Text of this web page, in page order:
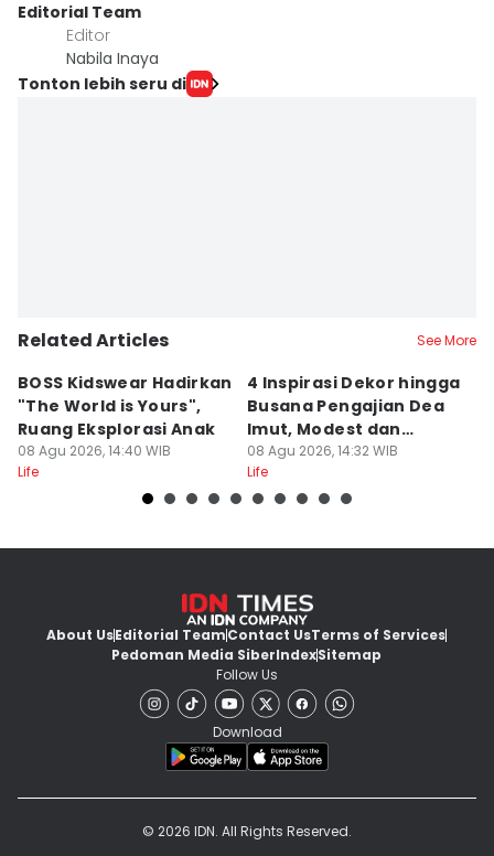
Editorial Team
Editor
Nabila Inaya
Tonton lebih seru di
Related Articles See More
BOSS Kidswear Hadirkan
"The World is Yours",
Ruang Eksplorasi Anak
08 Agu 2026, 14:40 WIB
Life
4 Inspirasi Dekor hingga
Busana Pengajian Dea
Imut, Modest dan
Anggun!
08 Agu 2026, 14:32 WIB
Life
About UsEditorial TeamContact UsTerms of Services
Pedoman Media SiberIndexSitemap
Follow Us
Download
© 2026 IDN. All Rights Reserved.